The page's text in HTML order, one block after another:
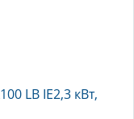
LB IE2,3 кВт,